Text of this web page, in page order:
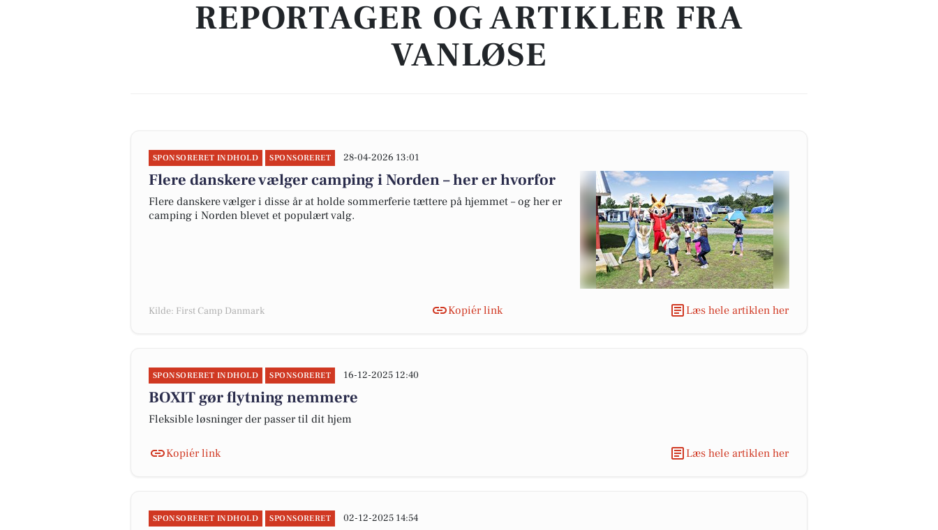
REPORTAGER OG ARTIKLER FRA
VANLØSE
SPONSORERET INDHOLD SPONSORERET 28-04-2026 13:01
Flere danskere vælger camping i Norden – her er hvorfor
Flere danskere vælger i disse år at holde sommerferie tættere på hjemmet – og her er
camping i Norden blevet et populært valg.
Kilde: First Camp Danmark Kopiér link Læs hele artiklen her
SPONSORERET INDHOLD SPONSORERET 16-12-2025 12:40
BOXIT gør flytning nemmere
Fleksible løsninger der passer til dit hjem
Kopiér link Læs hele artiklen her
SPONSORERET INDHOLD SPONSORERET 02-12-2025 14:54